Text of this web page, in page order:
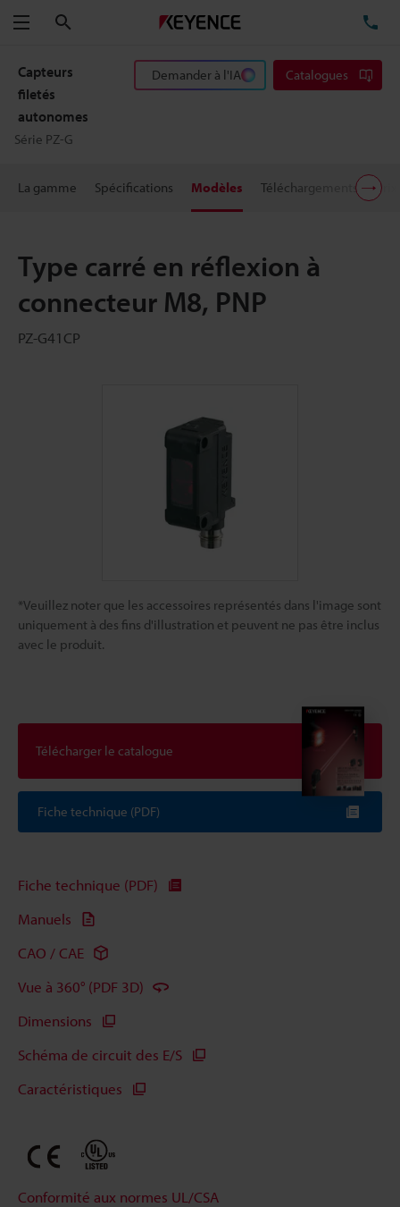
Menu
Capteurs
filetés
autonomes
Série PZ-G
Demander à l'IA Catalogues
La gamme Spécifications Modèles Téléchargements Prix
Type carré en réflexion à
connecteur M8, PNP
PZ-G41CP
*Veuillez noter que les accessoires représentés dans l'image sont
uniquement à des fins d'illustration et peuvent ne pas être inclus
avec le produit.
Télécharger le catalogue
Fiche technique (PDF)
Fiche technique (PDF)
Manuels
CAO / CAE
Vue à 360° (PDF 3D)
Dimensions
Schéma de circuit des E/S
Caractéristiques
Conformité aux normes UL/CSA